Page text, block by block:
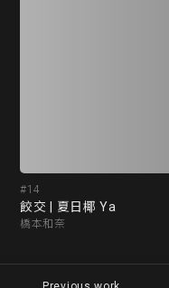
#14
餃交 | 夏日椰 Ya
橋本和奈